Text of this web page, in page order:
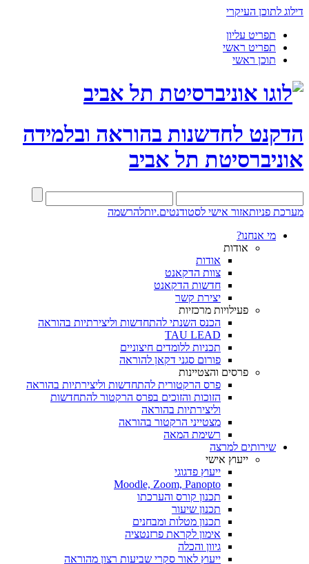
דילוג לתוכן העיקרי
תפריט עליון
תפריט ראשי
תוכן ראשי
הדקנט לחדשנות בהוראה ובלמידה
אוניברסיטת תל אביב
מערכת פניותאזור אישי לסטודנטים.יותלהרשמה
מי אנחנו?
אודות
אודות
צוות הדקאנט
חדשות הדקאנט
יצירת קשר
פעילויות מרכזיות
הכנס השנתי להתחדשות וליצירתיות בהוראה
TAU LEAD
תכניות ללומדים חיצוניים
פורום סגני דקאן להוראה
פרסים והצטיינות
פרס הרקטורית להתחדשות וליצירתיות בהוראה
הזוכות והזוכים בפרס הרקטור להתחדשות
וליצירתיות בהוראה
מצטייני הרקטור בהוראה
רשימת המאה
שירותים למרצה
ייעוץ אישי
ייעוץ פדגוגי
Moodle, Zoom, Panopto
תכנון קורס והערכתו
תכנון שיעור
תכנון מטלות ומבחנים
אימון לקראת פרזנטציה
גיוון והכלה
ייעוץ לאור סקרי שביעות רצון מהוראה